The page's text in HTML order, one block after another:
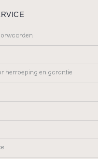
herroeping en garantie